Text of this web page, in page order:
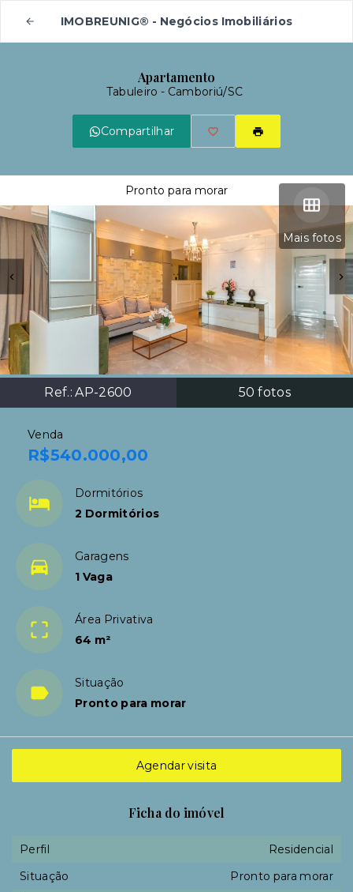
IMOBREUNIG® - Negócios Imobiliários
Apartamento
Tabuleiro - Camboriú/SC
Compartilhar
Mais fotos
Ref.:AP-2600 50 fotos
Pronto para morar
Venda
R$540.000,00
Dormitórios
2 Dormitórios
Garagens
1 Vaga
Área Privativa
64 m²
Situação
Pronto para morar
Agendar visita
Ficha do imóvel
Perfil
Residencial
Situação
Pronto para morar